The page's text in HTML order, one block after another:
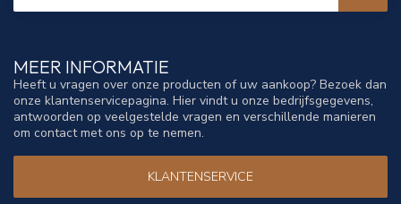
MEER INFORMATIE
Heeft u vragen over onze producten of uw aankoop? Bezoek dan
onze klantenservicepagina. Hier vindt u onze bedrijfsgegevens,
antwoorden op veelgestelde vragen en verschillende manieren
om contact met ons op te nemen.
KLANTENSERVICE